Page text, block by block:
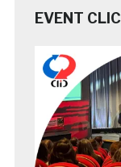
EVENT CLIC